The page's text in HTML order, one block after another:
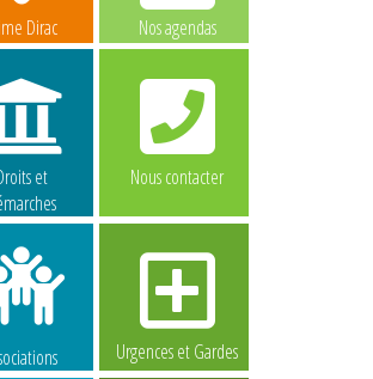
Dirac Nos agendas
et
Nous contacter
Urgences et Gardes